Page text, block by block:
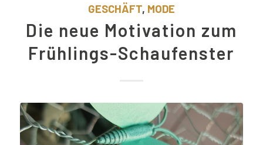
GESCHÄFT, MODE
Die neue Motivation zum
Frühlings-Schaufenster